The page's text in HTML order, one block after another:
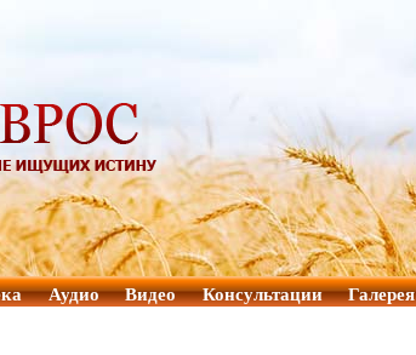
Аудио Видео Консультации Галерея